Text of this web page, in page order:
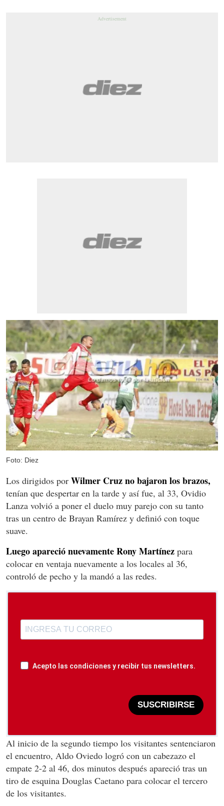
Foto: Diez
Los dirigidos por Wilmer Cruz no bajaron los brazos,
tenían que despertar en la tarde y así fue, al 33, Ovidio
Lanza volvió a poner el duelo muy parejo con su tanto
tras un centro de Brayan Ramírez y definió con toque
suave.
Luego apareció nuevamente Rony Martínez para
colocar en ventaja nuevamente a los locales al 36,
controló de pecho y la mandó a las redes.
Acepto las condiciones y recibir tus newsletters.
SUSCRIBIRSE
Al inicio de la segundo tiempo los visitantes sentenciaron
el encuentro, Aldo Oviedo logró con un cabezazo el
empate 2-2 al 46, dos minutos después apareció tras un
tiro de esquina Douglas Caetano para colocar el tercero
de los visitantes.